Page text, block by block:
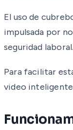
El uso de
impulsada por
seguridad laboral.
Para facilitar
video